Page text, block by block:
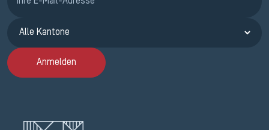
Anmelden